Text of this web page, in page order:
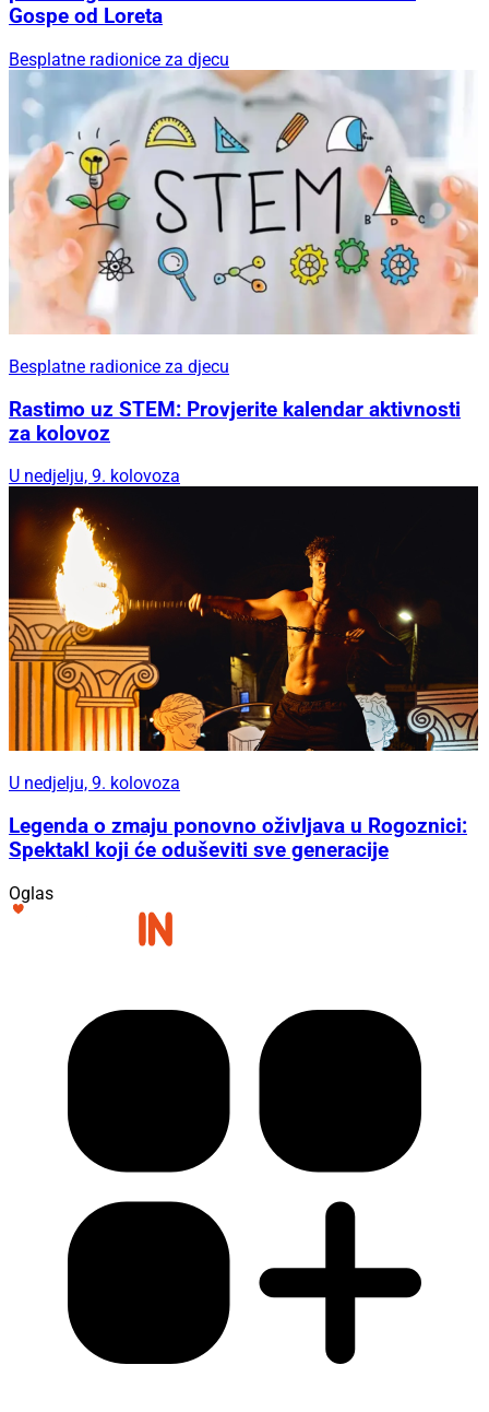
Gospe od Loreta
Besplatne radionice za djecu
Besplatne radionice za djecu
Rastimo uz STEM: Provjerite kalendar aktivnosti
za kolovoz
U nedjelju, 9. kolovoza
U nedjelju, 9. kolovoza
Legenda o zmaju ponovno oživljava u Rogoznici:
Spektakl koji će oduševiti sve generacije
Oglas